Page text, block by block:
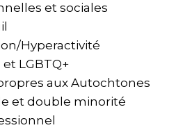
et sociales
Hyperactivité
LGBTQ+
aux Autochtones
et double minorité